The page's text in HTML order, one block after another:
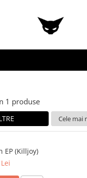
1 produse
EP (Killjoy)